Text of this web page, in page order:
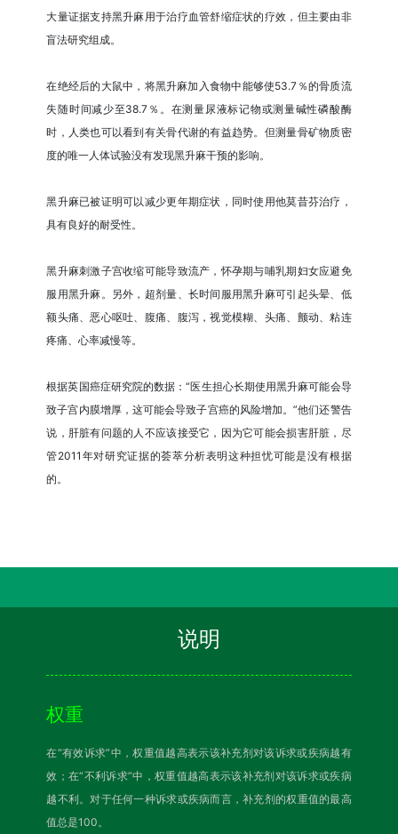
大量证据支持黑升麻用于治疗血管舒缩症状的疗效，但主要由非
盲法研究组成。
在绝经后的大鼠中，将黑升麻加入食物中能够使53.7％的骨质流
失随时间减少至38.7％。在测量尿液标记物或测量碱性磷酸酶
时，人类也可以看到有关骨代谢的有益趋势。但测量骨矿物质密
度的唯一人体试验没有发现黑升麻干预的影响。
黑升麻已被证明可以减少更年期症状，同时使用他莫昔芬治疗，
具有良好的耐受性。
黑升麻刺激子宫收缩可能导致流产，怀孕期与哺乳期妇女应避免
服用黑升麻。另外，超剂量、长时间服用黑升麻可引起头晕、低
额头痛、恶心呕吐、腹痛、腹泻，视觉模糊、头痛、颤动、粘连
疼痛、心率减慢等。
根据英国癌症研究院的数据：“医生担心长期使用黑升麻可能会导
致子宫内膜增厚，这可能会导致子宫癌的风险增加。”他们还警告
说，肝脏有问题的人不应该接受它，因为它可能会损害肝脏，尽
管2011年对研究证据的荟萃分析表明这种担忧可能是没有根据
的。
说明
权重
在“有效诉求”中，权重值越高表示该补充剂对该诉求或疾病越有
效；在“不利诉求”中，权重值越高表示该补充剂对该诉求或疾病
越不利。对于任何一种诉求或疾病而言，补充剂的权重值的最高
值总是100。